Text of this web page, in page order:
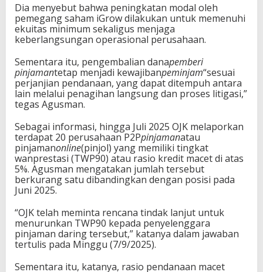
Dia menyebut bahwa peningkatan modal oleh
pemegang saham iGrow dilakukan untuk memenuhi
ekuitas minimum sekaligus menjaga
keberlangsungan operasional perusahaan.
Sementara itu, pengembalian danapemberi
pinjamantetap menjadi kewajibanpeminjam“sesuai
perjanjian pendanaan, yang dapat ditempuh antara
lain melalui penagihan langsung dan proses litigasi,”
tegas Agusman.
Sebagai informasi, hingga Juli 2025 OJK melaporkan
terdapat 20 perusahaan P2Ppinjamanatau
pinjamanonline(pinjol) yang memiliki tingkat
wanprestasi (TWP90) atau rasio kredit macet di atas
5%. Agusman mengatakan jumlah tersebut
berkurang satu dibandingkan dengan posisi pada
Juni 2025.
“OJK telah meminta rencana tindak lanjut untuk
menurunkan TWP90 kepada penyelenggara
pinjaman daring tersebut,” katanya dalam jawaban
tertulis pada Minggu (7/9/2025).
Sementara itu, katanya, rasio pendanaan macet